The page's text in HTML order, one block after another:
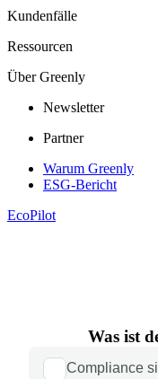
Kundenfälle
Ressourcen
Über Greenly
Newsletter
Partner
Warum Greenly
ESG-Bericht
EcoPilot
Was ist
Compliance